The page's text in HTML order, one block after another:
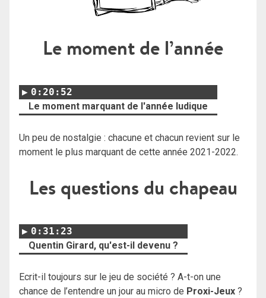
Le moment de l’année
0:20:52
Le moment marquant de l'année ludique
Un peu de nostalgie : chacune et chacun revient sur le
moment le plus marquant de cette année 2021-2022.
Les questions du chapeau
0:31:23
Quentin Girard, qu'est-il devenu ?
Ecrit-il toujours sur le jeu de société ? A-t-on une
chance de l’entendre un jour au micro de Proxi-Jeux ?